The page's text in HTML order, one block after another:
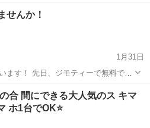
間】 ご自身の出
来る時間帯で大丈夫です。 1日1時間〜OK ※長期的...
せんか！
1月31日
ます！ 先日、ジモティーで無料で金
、無料は無理ですが、先着5名様の
でもお役に立てる整体院を目指しま
ャンペーン 無料
合 間にできる大人気のス キマ
ホ1台でOK⭐️